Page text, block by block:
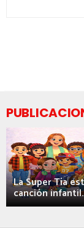
La Super Tía
canción